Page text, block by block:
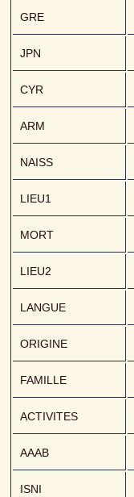
GRE
JPN
CYR
ARM
NAISS
LIEU1
MORT
LIEU2
LANGUE
ORIGINE
FAMILLE
ACTIVITES
AAAB
ISNI